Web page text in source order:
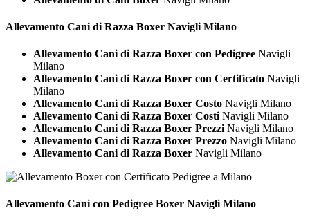
Allevamento Cani di Razza Boxer Navigli Milano
Allevamento Cani di Razza Boxer con Pedigree Navigli
Milano
Allevamento Cani di Razza Boxer con Certificato Navigli
Milano
Allevamento Cani di Razza Boxer Costo Navigli Milano
Allevamento Cani di Razza Boxer Costi Navigli Milano
Allevamento Cani di Razza Boxer Prezzi Navigli Milano
Allevamento Cani di Razza Boxer Prezzo Navigli Milano
Allevamento Cani di Razza Boxer Navigli Milano
Allevamento Cani con Pedigree Boxer Navigli Milano